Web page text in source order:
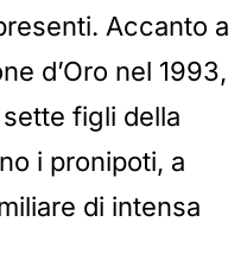
Accanto a
d’Oro nel 1993,
figli della
i pronipoti, a
di intensa